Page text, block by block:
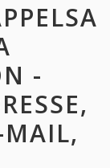
-
MAIL,